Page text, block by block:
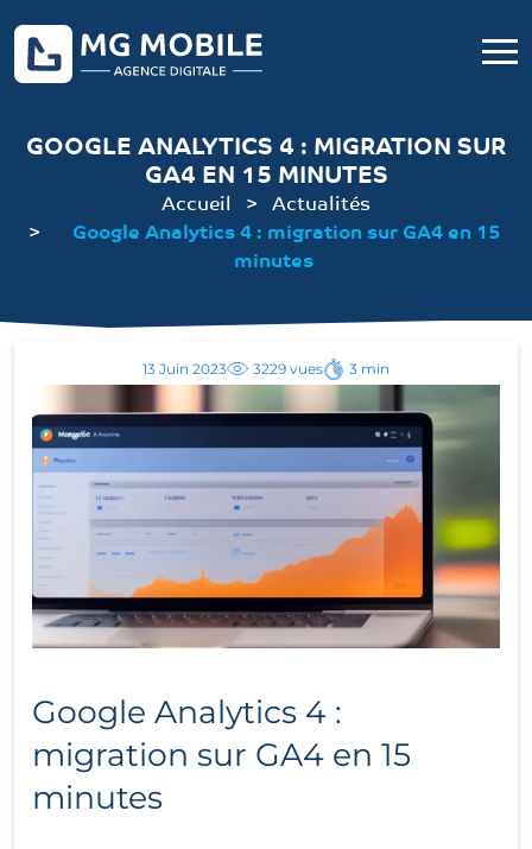
GOOGLE ANALYTICS 4 : MIGRATION SUR
GA4 EN 15 MINUTES
Accueil
Actualités
Google Analytics 4 : migration sur GA4 en 15
minutes
13 Juin 2023 3229 vues 3 min
Google Analytics 4 :
migration sur GA4 en 15
minutes